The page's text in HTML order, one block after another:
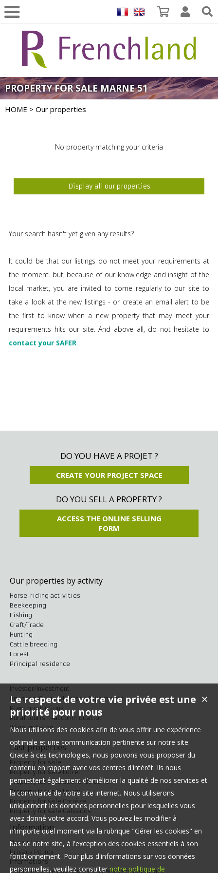
PROPERTY FOR SALE MARNE 51
HOME > Our properties
No property matching your criteria
Display all our properties
Your search hasn't yet given any results?
It could be that our listings do not meet your requirements at
the moment. but, because of our knowledge and insight of the
local market, you are invited to come regularly to our site to
take a look at the new listings - or create an email alert to be
the first to know when a new property that may meet your
requirements hits our site. And above all, do not hesitate to
contact your SAFER .
DO YOU HAVE A PROJET ?
CREATE YOUR PROJECT SPACE
DO YOU SELL A PROPERTY ?
ACCESS THE ONLINE SELLING
FORM
Our properties by activity
Horse-riding activities
Beekeeping
Fishing
Craft/Trade
Hunting
Cattle breeding
Forest
Principal residence
Investor/Investment
Heritage/Culture/Historic Monuments
Plant productions
Rural tourism-accommodation
Wine-growing
Last properties
Property for sale
Property for sale Loiret
Property for sale Saône-et-Loire
Property for sale Loiret
Property for sale Corrèze
Property for sale Calvados
Information
Owner login
Privacy Policy
Informations
Charte relative aux données à caractère personnel
✕
Le respect de votre vie privée est une
priorité pour nous
Nous utilisons des cookies afin de vous offrir une expérience
optimale et une communication pertinente sur notre site.
Grace à ces technologies, nous pouvons vous proposer du
contenu en rapport avec vos centres d'intérêt. Ils nous
permettent également d'améliorer la qualité de nos services et
la convivialité de notre site internet. Nous utiliserons
uniquement les données personnelles pour lesquelles vous
avez donné votre accord. Vous pouvez les modifier à
n'importe quel moment via la rubrique "Gérer les cookies" en
bas de notre site, à l'exception des cookies essentiels à son
fonctionnement. Pour plus d'informations sur vos données
personnelles, veuillez consulternotre politique de